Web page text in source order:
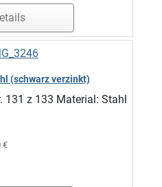
(schwarz verzinkt)
131 z 133 Material: Stahl
€